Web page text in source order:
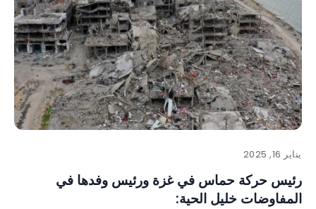
يناير 16, 2025
رئيس حركة حماس في غزة ورئيس وفدها في
المفاوضات خليل الحية: